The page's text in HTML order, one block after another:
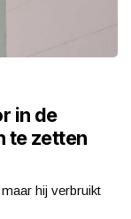
in de
te zetten
hij verbruikt